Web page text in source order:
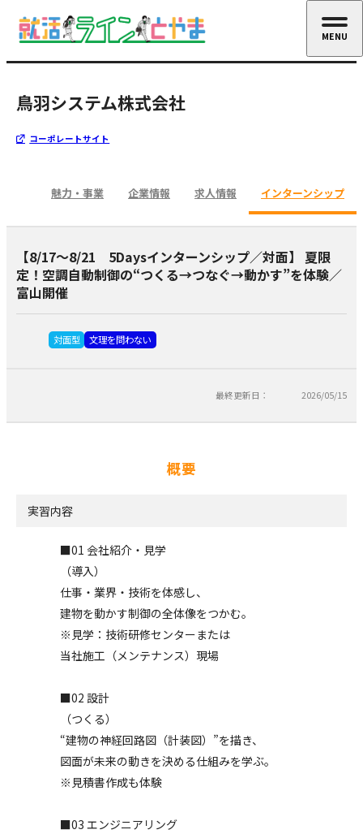
鳥羽システム株式会社
コーポレートサイト
魅力・事業 企業情報 求人情報 インターンシップ
【8/17～8/21 5Daysインターンシップ／対面】 夏限
定！空調自動制御の“つくる→つなぐ→動かす”を体験／
富山開催
対面型 文理を問わない
最終更新日： 2026/05/15
概要
実習内容
■01 会社紹介・見学
（導入）
仕事・業界・技術を体感し、
建物を動かす制御の全体像をつかむ。
※見学：技術研修センターまたは
当社施工（メンテナンス）現場
■02 設計
（つくる）
“建物の神経回路図（計装図）”を描き、
図面が未来の動きを決める仕組みを学ぶ。
※見積書作成も体験
■03 エンジニアリング
MENU